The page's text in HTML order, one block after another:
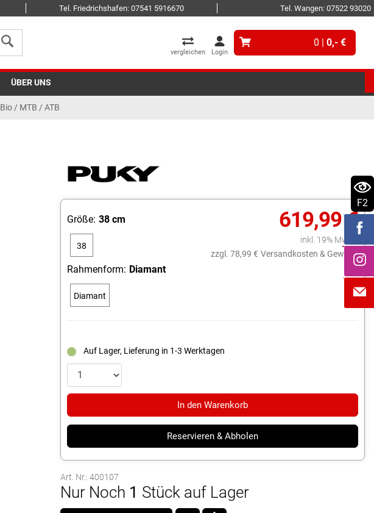
Tel. Friedrichshafen: 07541 5916670 Tel. Wangen: 07522 93020
vergleichen Login
0 | 0,- €
ÜBER UNS
Bio / MTB / ATB
619,99 €
inkl. 19% MwSt.
zzgl. 78,99 € Versandkosten & Gewicht
Größe: 38 cm
38
Rahmenform: Diamant
Diamant
Auf Lager, Lieferung in 1-3 Werktagen
In den Warenkorb
Reservieren & Abholen
Art. Nr.: 400107
Nur Noch 1 Stück auf Lager
F2